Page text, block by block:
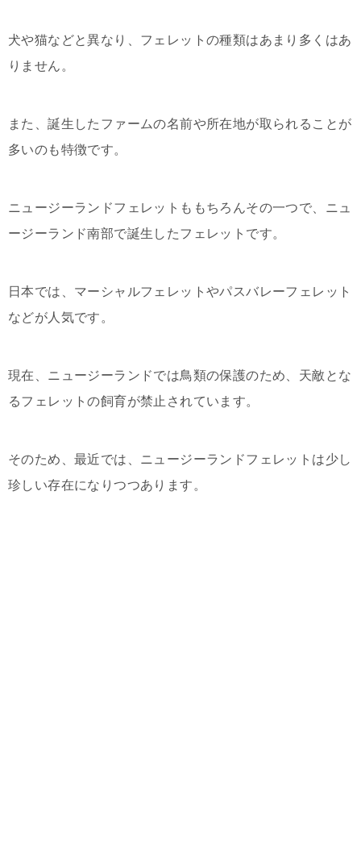
犬や猫などと異なり、フェレットの種類はあまり多くはあ
りません。
また、誕生したファームの名前や所在地が取られることが
多いのも特徴です。
ニュージーランドフェレットももちろんその一つで、ニュ
ージーランド南部で誕生したフェレットです。
日本では、マーシャルフェレットやパスバレーフェレット
などが人気です。
現在、ニュージーランドでは鳥類の保護のため、天敵とな
るフェレットの飼育が禁止されています。
そのため、最近では、ニュージーランドフェレットは少し
珍しい存在になりつつあります。